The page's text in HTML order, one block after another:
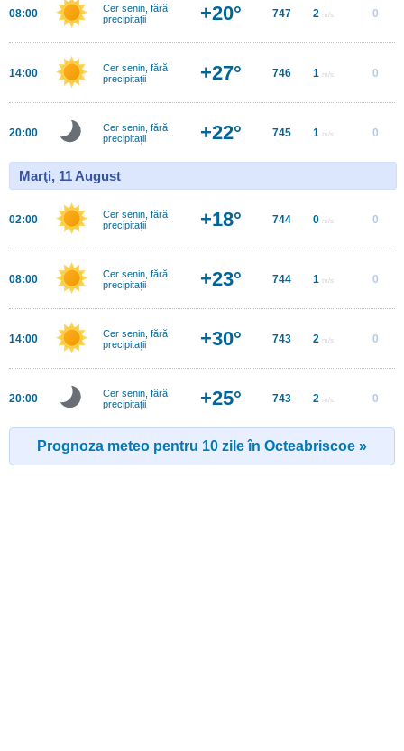
08:00
Cer senin, fără
precipitații
+20° 747 2 m/s 0
14:00
Cer senin, fără
precipitații
+27° 746 1 m/s 0
20:00
Cer senin, fără
precipitații
+22° 745 1 m/s 0
Marţi, 11 August
02:00
Cer senin, fără
precipitații
+18° 744 0 m/s 0
08:00
Cer senin, fără
precipitații
+23° 744 1 m/s 0
14:00
Cer senin, fără
precipitații
+30° 743 2 m/s 0
20:00
Cer senin, fără
precipitații
+25° 743 2 m/s 0
Prognoza meteo pentru 10 zile în Octeabriscoe »